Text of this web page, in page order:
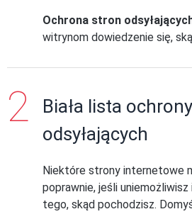
Ochrona stron
witrynom dowiedzenie się,
Biała lista
odsyłających
Niektóre strony internetowe
poprawnie, jeśli
tego, skąd pochodzisz.